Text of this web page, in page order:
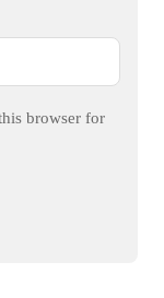
browser for